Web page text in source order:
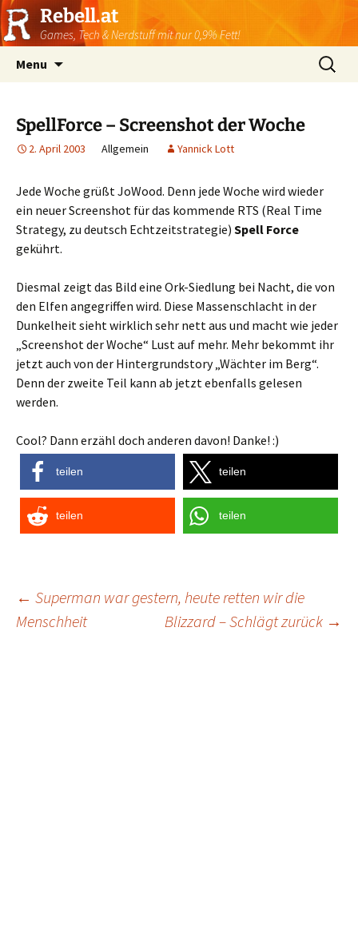
Rebell.at
Games, Tech & Nerdstuff mit nur 0,9% Fett!
Menu
Suchen
nach:
SpellForce – Screenshot der Woche
2. April 2003 Allgemein Yannick Lott
Jede Woche grüßt JoWood. Denn jede Woche wird wieder
ein neuer Screenshot für das kommende RTS (Real Time
Strategy, zu deutsch Echtzeitstrategie) Spell Force
gekührt.
Diesmal zeigt das Bild eine Ork-Siedlung bei Nacht, die von
den Elfen angegriffen wird. Diese Massenschlacht in der
Dunkelheit sieht wirklich sehr nett aus und macht wie jeder
„Screenshot der Woche“ Lust auf mehr. Mehr bekommt ihr
jetzt auch von der Hintergrundstory „Wächter im Berg“.
Denn der zweite Teil kann ab jetzt ebenfalls gelesen
werden.
Cool? Dann erzähl doch anderen davon! Danke! :)
teilen teilen
teilen teilen
Post
← Superman war gestern, heute retten wir die
Menschheit
Blizzard – Schlägt zurück →